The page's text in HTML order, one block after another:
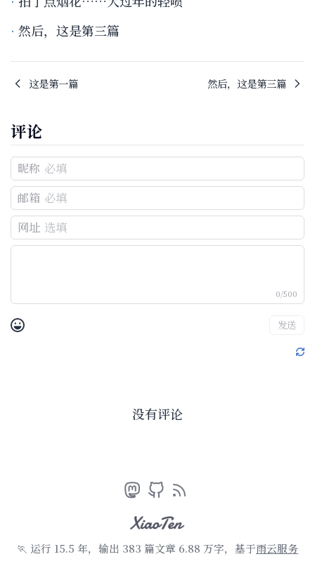
然后，这是第三篇
这是第一篇 然后，这是第三篇
评论
昵称
邮箱
网址
0/500
发送
没有评论
🏃 运行 15.5 年，输出 383 篇文章 6.88 万字，基于雨云服务